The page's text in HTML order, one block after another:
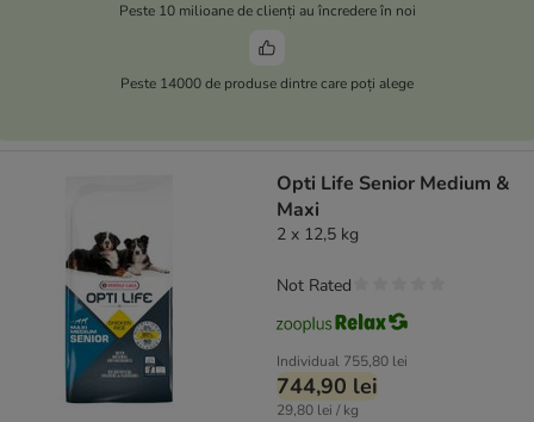
Peste 10 milioane de clienți au încredere în noi
Peste 14000 de produse dintre care poți alege
Opti Life Senior Medium &
Maxi
2 x 12,5 kg
Individual 755,80 lei
744,90 lei
29,80 lei / kg
Not Rated